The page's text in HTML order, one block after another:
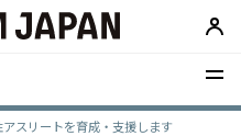
スリートを育成・支援します